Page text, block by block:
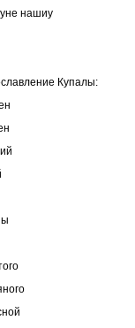
нашиу
Купалы: